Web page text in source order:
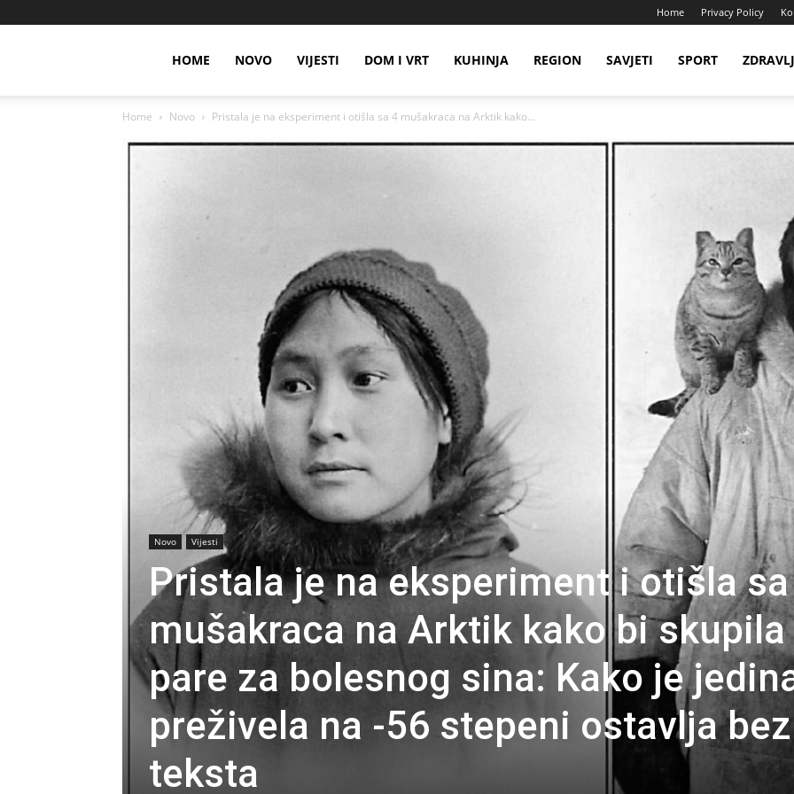
Home Privacy Policy
HOME NOVO VIJESTI DOM I VRT KUHINJA REGION SAVJETI SPORT
Home Novo Pristala je na eksperiment i otišla sa 4 mušakraca na Arktik kako...
Novo Vijesti
Pristala je na eksperiment i otišla
mušakraca na Arktik kako bi skupila
pare za bolesnog sina: Kako je
preživela na -56 stepeni ostavlja bez
teksta